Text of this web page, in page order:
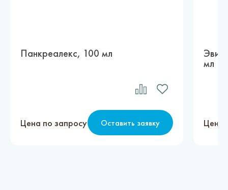
Панкреалекс, 100 мл
Цена по запросу Оставить заявку
мл
Цена